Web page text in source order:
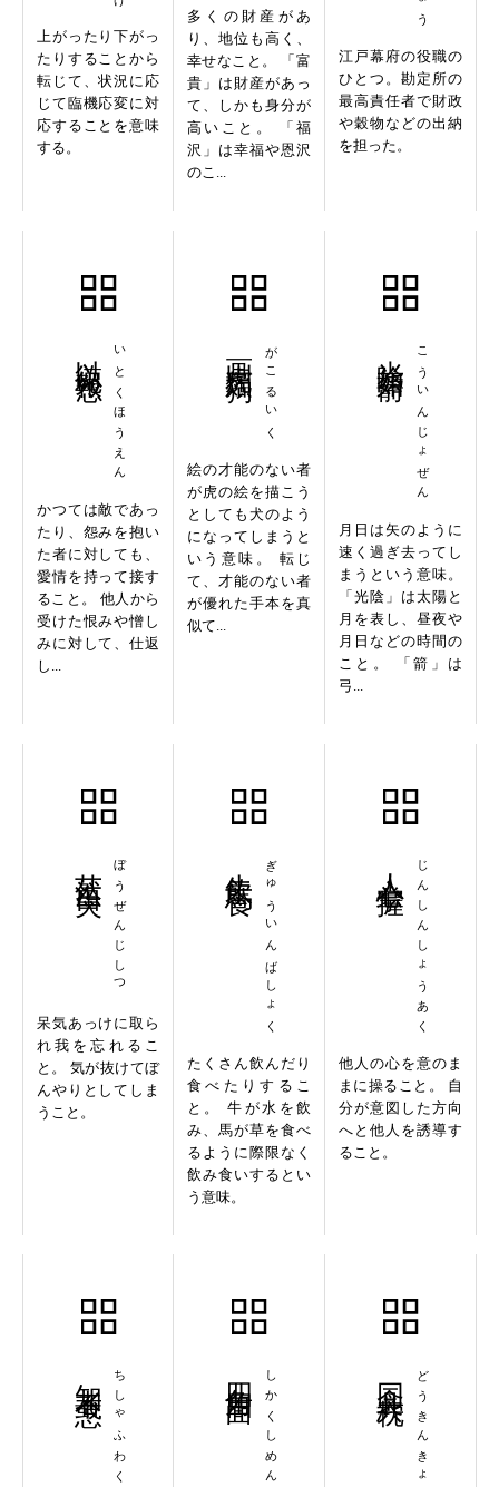
上がったり下がっ
たりすることから
転じて、状況に応
じて臨機応変に対
応することを意味
する。
多くの財産があ
り、地位も高く、
幸せなこと。 「富
貴」は財産があっ
て、しかも身分が
高いこと。 「福
沢」は幸福や恩沢
のこ...
江戸幕府の役職の
ひとつ。勘定所の
最高責任者で財政
や穀物などの出納
を担った。
いとくほうえん
かつては敵であっ
たり、怨みを抱い
た者に対しても、
愛情を持って接す
ること。 他人から
受けた恨みや憎し
みに対して、仕返
し...
がこるいく
絵の才能のない者
が虎の絵を描こう
としても犬のよう
になってしまうと
いう意味。 転じ
て、才能のない者
が優れた手本を真
似て...
こういんじょぜん
月日は矢のように
速く過ぎ去ってし
まうという意味。
「光陰」は太陽と
月を表し、昼夜や
月日などの時間の
こと。 「箭」は
弓...
ぼうぜんじしつ
呆気あっけに取ら
れ我を忘れるこ
と。 気が抜けてぼ
んやりとしてしま
うこと。
ぎゅういんばしょく
たくさん飲んだり
食べたりするこ
と。 牛が水を飲
み、馬が草を食べ
るように際限なく
飲み食いするとい
う意味。
じんしんしょうあく
他人の心を意のま
まに操ること。 自
分が意図した方向
へと他人を誘導す
ること。
ちしゃふわく しかくしめん